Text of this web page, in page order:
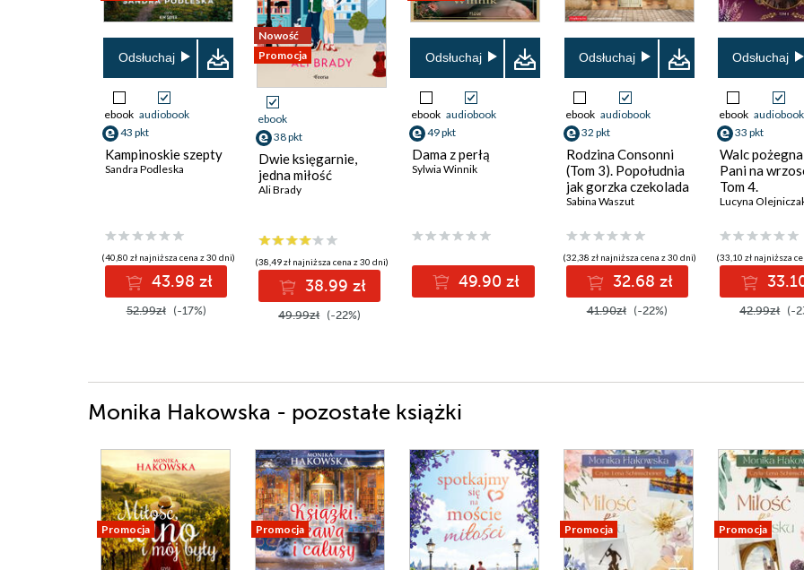
Odsłuchaj
ebook audiobook
43 pkt
Kampinoskie szepty
Sandra Podleska
(40,80 zł najniższa cena z 30 dni)
43.98 zł
52.99zł (-17%)
Nowość
Promocja
ebook
38 pkt
Dwie księgarnie,
jedna miłość
Ali Brady
(38,49 zł najniższa cena z 30 dni)
38.99 zł
49.99zł (-22%)
Odsłuchaj
ebook audiobook
49 pkt
Dama z perłą
Sylwia Winnik
49.90 zł
Odsłuchaj
ebook audiobook
32 pkt
Rodzina Consonni
(Tom 3). Popołudnia
jak gorzka czekolada
Sabina Waszut
(32,38 zł najniższa cena z 30 dni)
32.68 zł
41.90zł (-22%)
Odsłuchaj
ebook audiobook
33 pkt
Walc
Pani na
Tom 4.
Lucyna
(33,10 zł najniższa
42.99zł (-
Monika Hakowska - pozostałe książki
Promocja Promocja Promocja Promocja